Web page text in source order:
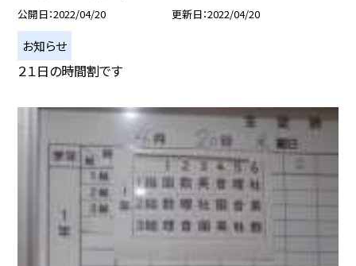
公開日 2022/04/20 更新日 2022/04/20
お知らせ
２１日の時間割です